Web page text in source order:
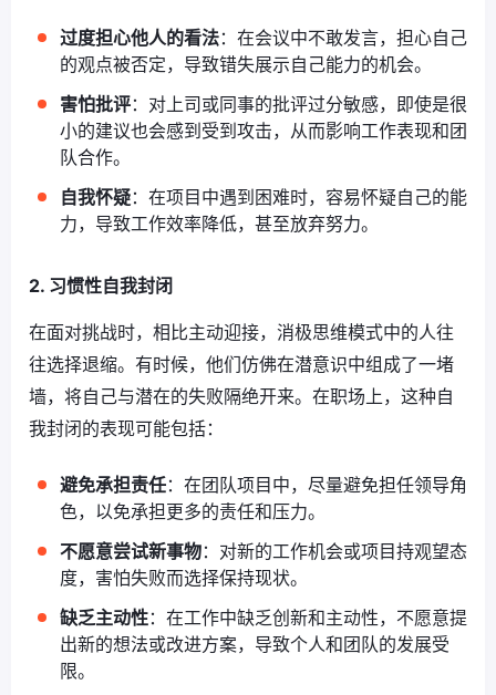
过度担心他人的看法：在会议中不敢发言，担心自己
的观点被否定，导致错失展示自己能力的机会。
害怕批评：对上司或同事的批评过分敏感，即使是很
小的建议也会感到受到攻击，从而影响工作表现和团
队合作。
自我怀疑：在项目中遇到困难时，容易怀疑自己的能
力，导致工作效率降低，甚至放弃努力。
2. 习惯性自我封闭
在面对挑战时，相比主动迎接，消极思维模式中的人往
往选择退缩。有时候，他们仿佛在潜意识中组成了一堵
墙，将自己与潜在的失败隔绝开来。在职场上，这种自
我封闭的表现可能包括：
避免承担责任：在团队项目中，尽量避免担任领导角
色，以免承担更多的责任和压力。
不愿意尝试新事物：对新的工作机会或项目持观望态
度，害怕失败而选择保持现状。
缺乏主动性：在工作中缺乏创新和主动性，不愿意提
出新的想法或改进方案，导致个人和团队的发展受
限。